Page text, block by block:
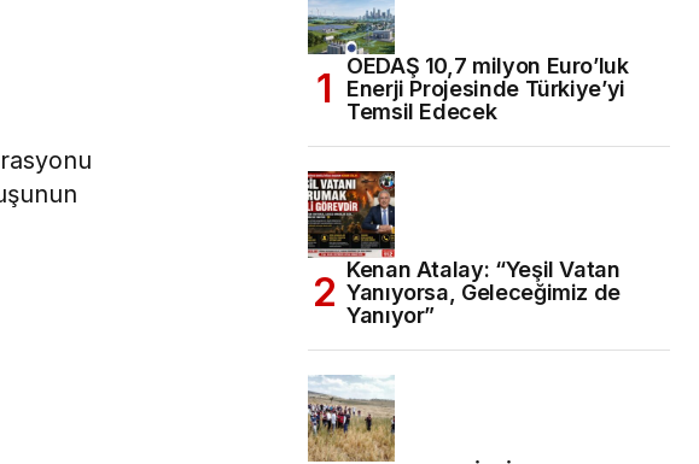
OEDAŞ 10,7 milyon Euro’luk
Enerji Projesinde Türkiye’yi
Temsil Edecek
Kenan Atalay: “Yeşil Vatan
Yanıyorsa, Geleceğimiz de
Yanıyor”